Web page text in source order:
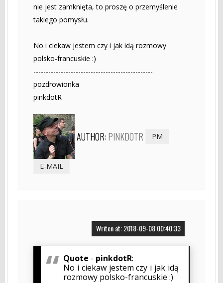
nie jest zamknięta, to proszę o przemyślenie
takiego pomysłu.
No i ciekaw jestem czy i jak idą rozmowy
polsko-francuskie :)
------------------------------------------------
pozdrowionka
pinkdotR
AUTHOR: PINKDOTR PM
E-MAIL
Writen at: 2018-09-08 00:40:33
Quote - pinkdotR:
No i ciekaw jestem czy i jak idą
rozmowy polsko-francuskie :)